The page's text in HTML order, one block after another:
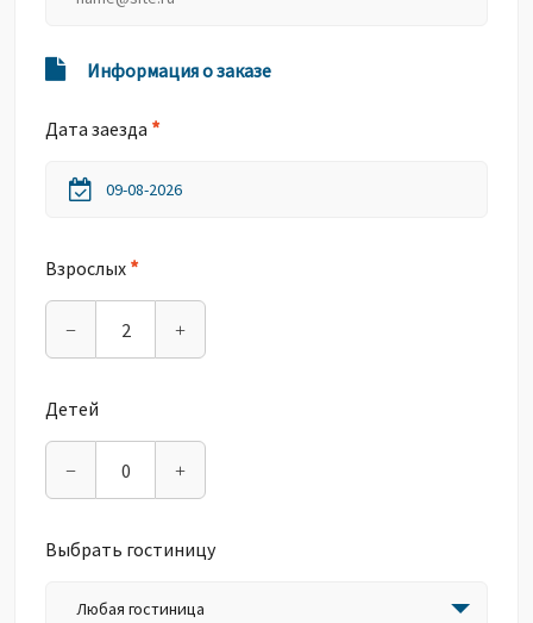
Информация о заказе
Дата заезда *
Взрослых *
− +
Детей
− +
Выбрать гостиницу
Любая гостиница